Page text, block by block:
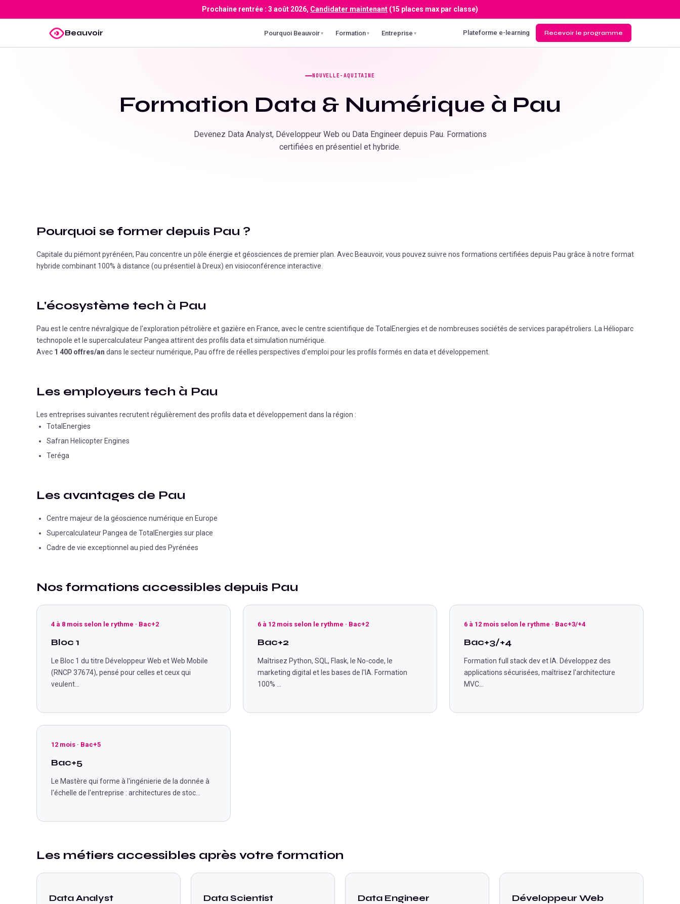
Prochaine rentrée : 3 août 2026, Candidater maintenant (15 places max par classe)
Beauvoir Pourquoi Beauvoir ▾ Formation ▾ Entreprise ▾ Plateforme e-learning Recevoir le programme
NOUVELLE-AQUITAINE
Formation Data & Numérique à Pau
Devenez Data Analyst, Développeur Web ou Data Engineer depuis Pau. Formations
certifiées en présentiel et hybride.
Pourquoi se former depuis Pau ?
Capitale du piémont pyrénéen, Pau concentre un pôle énergie et géosciences de premier plan. Avec Beauvoir, vous pouvez suivre nos formations certifiées depuis Pau grâce à notre format
hybride combinant 100% à distance (ou présentiel à Dreux) en visioconférence interactive.
L'écosystème tech à Pau
Pau est le centre névralgique de l'exploration pétrolière et gazière en France, avec le centre scientifique de TotalEnergies et de nombreuses sociétés de services parapétroliers. La Hélioparc
technopole et le supercalculateur Pangea attirent des profils data et simulation numérique.
Avec 1 400 offres/an dans le secteur numérique, Pau offre de réelles perspectives d'emploi pour les profils formés en data et développement.
Les employeurs tech à Pau
Les entreprises suivantes recrutent régulièrement des profils data et développement dans la région :
TotalEnergies
Safran Helicopter Engines
Teréga
Les avantages de Pau
Centre majeur de la géoscience numérique en Europe
Supercalculateur Pangea de TotalEnergies sur place
Cadre de vie exceptionnel au pied des Pyrénées
Nos formations accessibles depuis Pau
4 à 8 mois selon le rythme · Bac+2
Bloc 1
Le Bloc 1 du titre Développeur Web et Web Mobile
(RNCP 37674), pensé pour celles et ceux qui
veulent
6 à 12 mois selon le rythme · Bac+2
Bac+2
Maîtrisez Python, SQL, Flask, le No-code, le
marketing digital et les bases de l'IA. Formation
100%
6 à 12 mois selon le rythme · Bac+3/+4
Bac+3/+4
Formation full stack dev et IA. Développez des
applications sécurisées, maîtrisez l'architecture
MVC
12 mois · Bac+5
Bac+5
Le Mastère qui forme à l'ingénierie de la donnée à
l'échelle de l'entreprise : architectures de stoc
Les métiers accessibles après votre formation
Data Analyst Data Scientist Data Engineer Développeur Web